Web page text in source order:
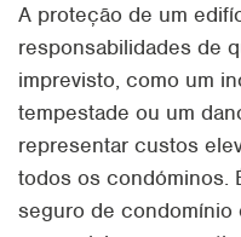
A proteção de um
responsabilidades de
imprevisto, como um
tempestade ou um
representar custos
todos os condóminos.
seguro de condomínio